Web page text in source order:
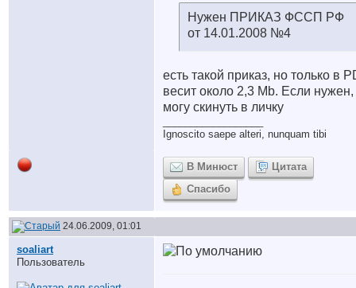
Нужен ПРИКАЗ ФССП РФ
от 14.01.2008 №4
есть такой приказ, но только в
весит около 2,3 Mb. Если нужен,
могу скинуть в личку
Ignoscito saepe alteri, nunquam tibi
В Минюст
Цитата
Спасибо
24.06.2009, 01:01
soaliart
Пользователь